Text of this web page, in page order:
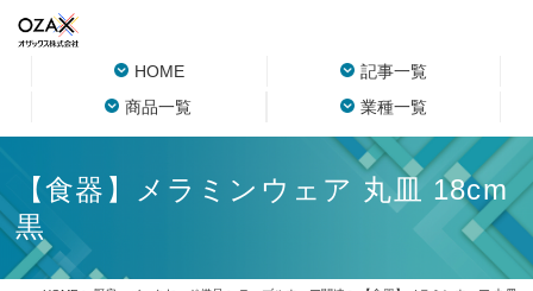
HOME
記事一覧
商品一覧
業種一覧
【食器】メラミンウェア 丸皿 18cm
黒